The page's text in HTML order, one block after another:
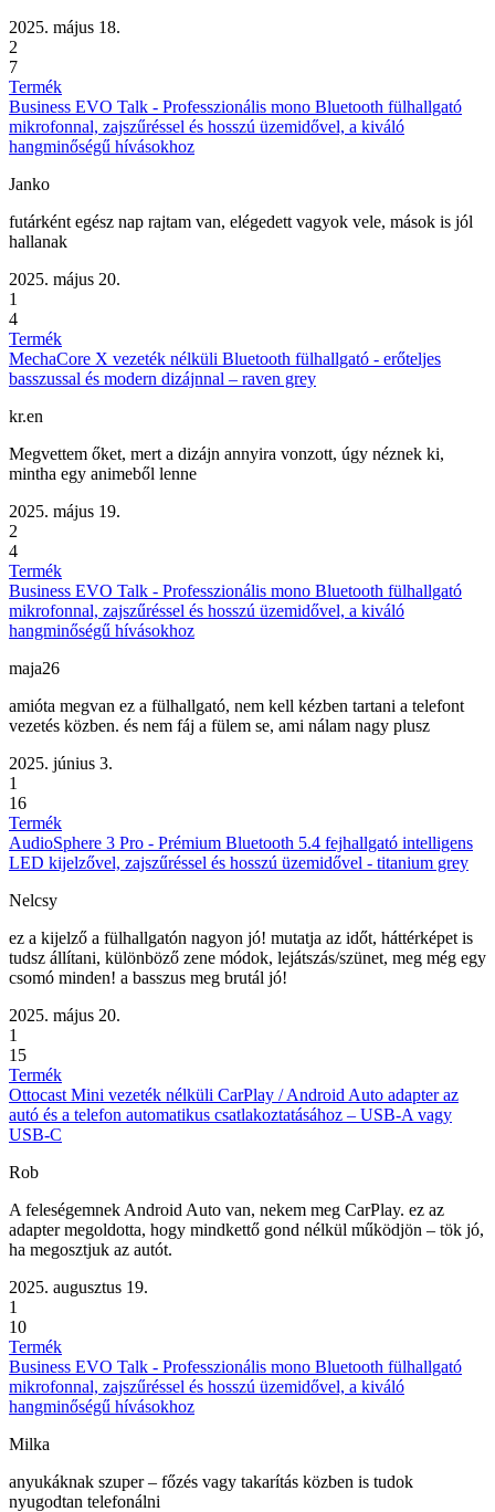
2025. május 18.
2
7
Termék
Business EVO Talk - Professzionális mono Bluetooth fülhallgató
mikrofonnal, zajszűréssel és hosszú üzemidővel, a kiváló
hangminőségű hívásokhoz
Janko
futárként egész nap rajtam van, elégedett vagyok vele, mások is jól
hallanak
2025. május 20.
1
4
Termék
MechaCore X vezeték nélküli Bluetooth fülhallgató - erőteljes
basszussal és modern dizájnnal – raven grey
kr.en
Megvettem őket, mert a dizájn annyira vonzott, úgy néznek ki,
mintha egy animeből lenne
2025. május 19.
2
4
Termék
Business EVO Talk - Professzionális mono Bluetooth fülhallgató
mikrofonnal, zajszűréssel és hosszú üzemidővel, a kiváló
hangminőségű hívásokhoz
maja26
amióta megvan ez a fülhallgató, nem kell kézben tartani a telefont
vezetés közben. és nem fáj a fülem se, ami nálam nagy plusz
2025. június 3.
1
16
Termék
AudioSphere 3 Pro - Prémium Bluetooth 5.4 fejhallgató intelligens
LED kijelzővel, zajszűréssel és hosszú üzemidővel - titanium grey
Nelcsy
ez a kijelző a fülhallgatón nagyon jó! mutatja az időt, háttérképet is
tudsz állítani, különböző zene módok, lejátszás/szünet, meg még egy
csomó minden! a basszus meg brutál jó!
2025. május 20.
1
15
Termék
Ottocast Mini vezeték nélküli CarPlay / Android Auto adapter az
autó és a telefon automatikus csatlakoztatásához – USB-A vagy
USB-C
Rob
A feleségemnek Android Auto van, nekem meg CarPlay. ez az
adapter megoldotta, hogy mindkettő gond nélkül működjön – tök jó,
ha megosztjuk az autót.
2025. augusztus 19.
1
10
Termék
Business EVO Talk - Professzionális mono Bluetooth fülhallgató
mikrofonnal, zajszűréssel és hosszú üzemidővel, a kiváló
hangminőségű hívásokhoz
Milka
anyukáknak szuper – főzés vagy takarítás közben is tudok
nyugodtan telefonálni